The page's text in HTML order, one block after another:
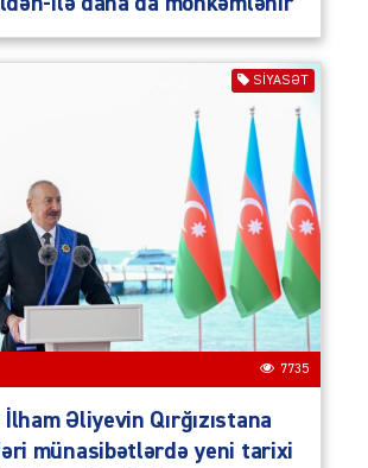
SIYASƏT
7735
Əliyevin Qırğızıstana
münasibətlərdə yeni tarixi